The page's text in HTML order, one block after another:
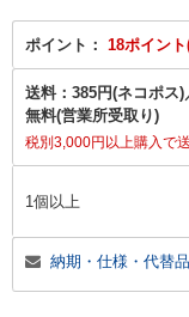
ポイント： 18ポイン
送料： 385円(ネコポス)
無料(営業所受取り)
税別3,000円以上購入で
1個以上
納期・仕様・代替